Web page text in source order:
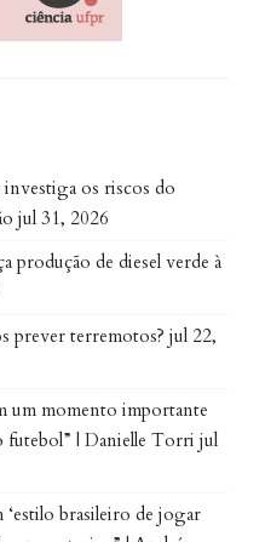
investiga os riscos do
jul 31, 2026
produção de diesel verde à
prever terremotos? jul 22,
um momento importante
futebol” | Danielle Torri jul
‘estilo brasileiro de jogar